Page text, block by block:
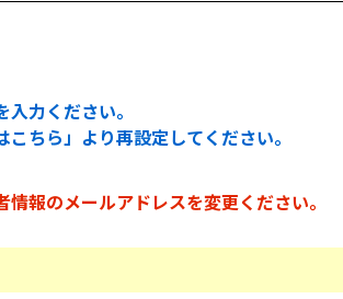
力ください。
ちら」より再設定してください。
報のメールアドレスを変更ください。